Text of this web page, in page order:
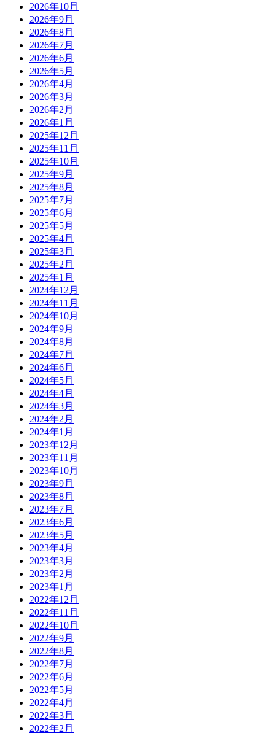
2026年10月
2026年9月
2026年8月
2026年7月
2026年6月
2026年5月
2026年4月
2026年3月
2026年2月
2026年1月
2025年12月
2025年11月
2025年10月
2025年9月
2025年8月
2025年7月
2025年6月
2025年5月
2025年4月
2025年3月
2025年2月
2025年1月
2024年12月
2024年11月
2024年10月
2024年9月
2024年8月
2024年7月
2024年6月
2024年5月
2024年4月
2024年3月
2024年2月
2024年1月
2023年12月
2023年11月
2023年10月
2023年9月
2023年8月
2023年7月
2023年6月
2023年5月
2023年4月
2023年3月
2023年2月
2023年1月
2022年12月
2022年11月
2022年10月
2022年9月
2022年8月
2022年7月
2022年6月
2022年5月
2022年4月
2022年3月
2022年2月